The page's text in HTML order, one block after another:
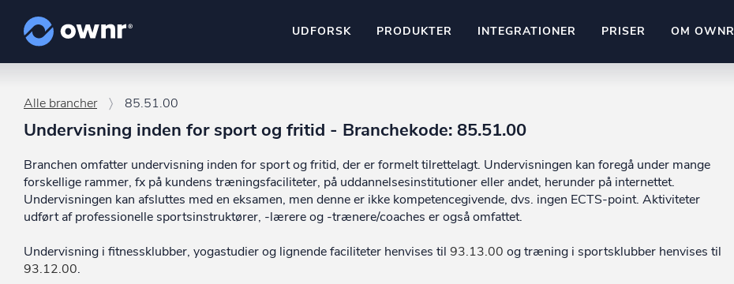
UDFORSK PRODUKTER
Hold dig opdateret og compliant
ownr Pipeline
Sæt strøm til dit nysalg
ownr Segmentering
Mange flere på vej
INTEGRATIONER
Kun fantasien sætter grænsen
E-conomic
Ownr ajour goes supersonic
Pipeline Ajour
PRISER OM OWNR
Alle brancher 85.51.00
Undervisning inden for sport og fritid - Branchekode: 85.51.00
Branchen omfatter undervisning inden for sport og fritid, der er formelt tilrettelagt. Undervisningen kan foregå under mange
forskellige rammer, fx på kundens træningsfaciliteter, på uddannelsesinstitutioner eller andet, herunder på internettet.
Undervisningen kan afsluttes med en eksamen, men denne er ikke kompetencegivende, dvs. ingen ECTS-point. Aktiviteter
udført af professionelle sportsinstruktører, -lærere og -trænere/coaches er også omfattet.
Undervisning i fitnessklubber, yogastudier og lignende faciliteter henvises til 93.13.00 og træning i sportsklubber henvises til
93.12.00.